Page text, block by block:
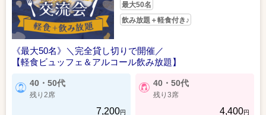
最大50名
飲み放題＋軽食付き♪
《最大50名》＼完全貸し切りで開催／
【軽食ビュッフェ＆アルコール飲み放題】
40・50代
残り2席
7,200円
40・50代
残り3席
4,400円